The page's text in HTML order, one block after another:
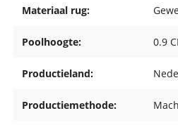
Materiaal rug:
Poolhoogte: 0.9
Productieland:
Productiemethode: